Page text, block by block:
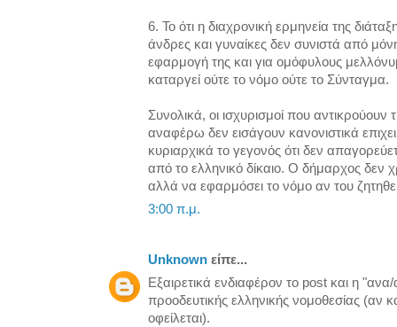
6. Το ότι η διαχρονική ερμηνεία της
άνδρες και γυναίκες δεν συνιστά από
εφαρμογή της και για ομόφυλους
καταργεί ούτε το νόμο ούτε το Σύνταγμα.
Συνολικά, οι ισχυρισμοί που
αναφέρω δεν εισάγουν κανονιστικά
κυριαρχικά το γεγονός ότι δεν
από το ελληνικό δίκαιο. Ο δήμαρχος δεν
αλλά να εφαρμόσει το νόμο αν του
3:00 π.μ.
Unknown είπε...
Εξαιρετικά ενδιαφέρον το post και η
προοδευτικής ελληνικής νομοθεσίας (αν
οφείλεται).